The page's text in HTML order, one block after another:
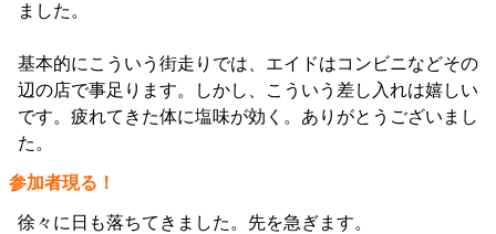
ました。
基本的にこういう街走りでは、エイドはコンビニなどその
辺の店で事足ります。しかし、こういう差し入れは嬉しい
です。疲れてきた体に塩味が効く。ありがとうございまし
た。
参加者現る！
徐々に日も落ちてきました。先を急ぎます。